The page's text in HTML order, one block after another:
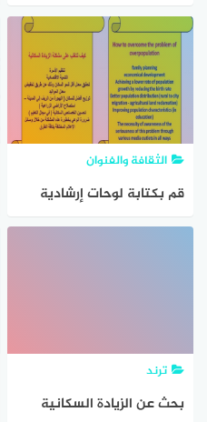
الاجتماعي المطور 1445 مع
الزيادة هل الضمان المطور
يحسب الراتب الأساسي
الثقافة والفنوان
قم بكتابة لوحات إرشادية
باللغة العربية واحد اللغات
ترند
بحث عن الزيادة السكانية